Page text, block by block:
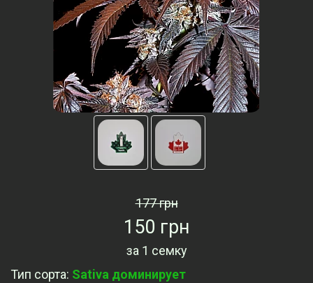
177 грн
150 грн
за 1 семку
Тип сорта: Sativa доминирует